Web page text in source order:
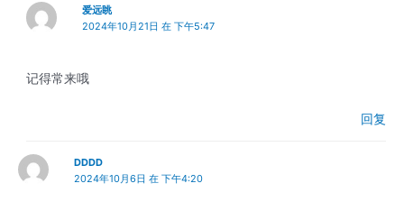
爱远眺
2024年10月21日 在 下午5:47
记得常来哦
回复
DDDD
2024年10月6日 在 下午4:20